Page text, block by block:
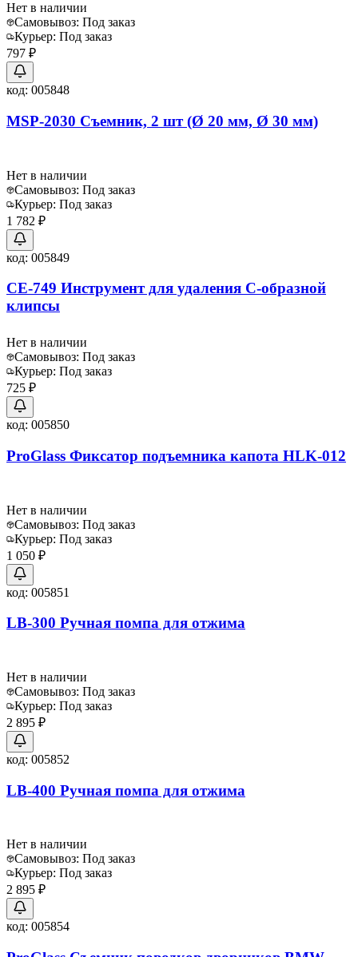
Нет в наличии
Самовывоз: Под заказ
Курьер: Под заказ
797 ₽
код: 005848
MSP-2030 Съемник, 2 шт (Ø 20 мм, Ø 30 мм)
Нет в наличии
Самовывоз: Под заказ
Курьер: Под заказ
1 782 ₽
код: 005849
CE-749 Инструмент для удаления С-образной
клипсы
Нет в наличии
Самовывоз: Под заказ
Курьер: Под заказ
725 ₽
код: 005850
ProGlass Фиксатор подъемника капота HLK-012
Нет в наличии
Самовывоз: Под заказ
Курьер: Под заказ
1 050 ₽
код: 005851
LB-300 Ручная помпа для отжима
Нет в наличии
Самовывоз: Под заказ
Курьер: Под заказ
2 895 ₽
код: 005852
LB-400 Ручная помпа для отжима
Нет в наличии
Самовывоз: Под заказ
Курьер: Под заказ
2 895 ₽
код: 005854